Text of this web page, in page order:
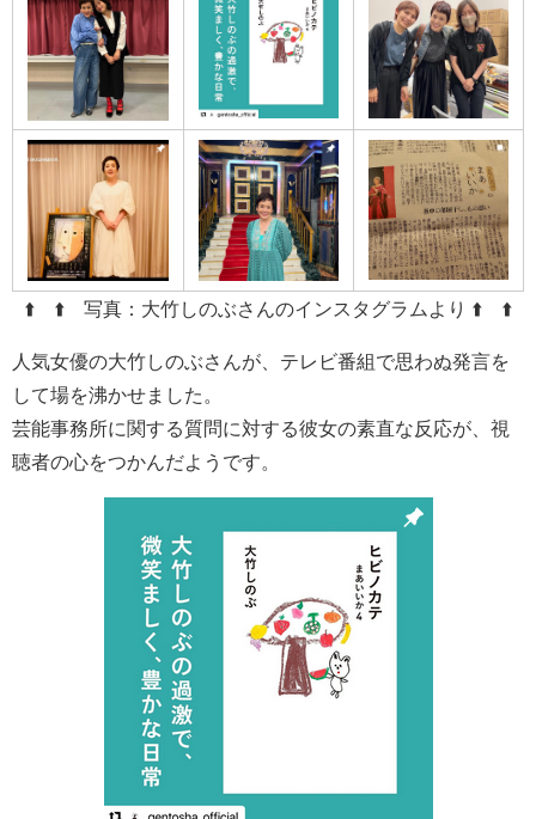
⬆️ ⬆️ 写真：大竹しのぶさんのインスタグラムより ⬆️ ⬆️
人気女優の大竹しのぶさんが、テレビ番組で思わぬ発言を
して場を沸かせました。
芸能事務所に関する質問に対する彼女の素直な反応が、視
聴者の心をつかんだようです。